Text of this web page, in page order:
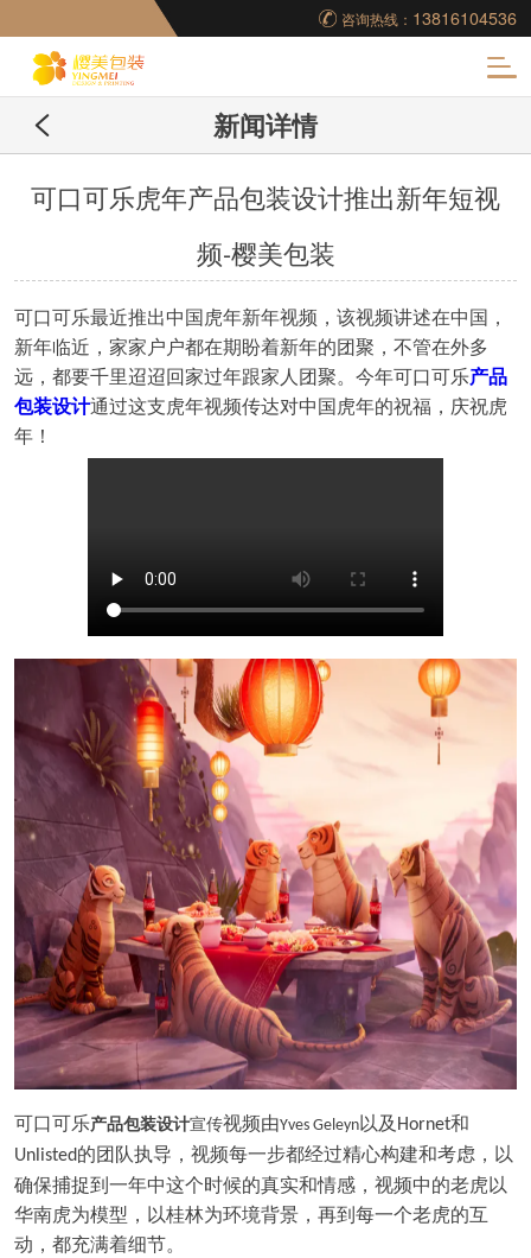
咨询热线： 13816104536
妆品包装盒工厂,高档
包装盒定制,创意包装
新闻详情
可口可乐虎年产品包装设计推出新年短视
频-樱美包装
可口可乐最近推出中国虎年新年视频，该视频讲述在中国，
新年临近，家家户户都在期盼着新年的团聚，不管在外多
远，都要千里迢迢回家过年跟家人团聚。今年可口可乐产品
包装设计通过这支虎年视频传达对中国虎年的祝福，庆祝虎
年！
可口可乐产品包装设计宣传视频由Yves Geleyn以及 Hornet和
Unlisted的团队执导，视频每一步都经过精心构建和考虑，以
确保捕捉到一年中这个时候的真实和情感，视频中的老虎以
华南虎为模型，以桂林为环境背景，再到每一个老虎的互
动，都充满着细节。